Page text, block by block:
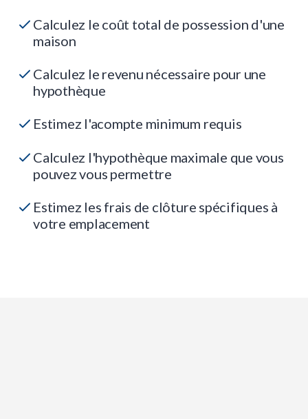
Calculez le coût total de possession d'une
maison
Calculez le revenu nécessaire pour une
hypothèque
Estimez l'acompte minimum requis
Calculez l'hypothèque maximale que vous
pouvez vous permettre
Estimez les frais de clôture spécifiques à
votre emplacement